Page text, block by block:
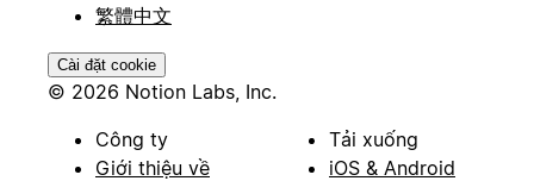
繁體中文
Cài đặt cookie
© 2026 Notion Labs, Inc.
Công ty
Giới thiệu về
Tải xuống
iOS & Android